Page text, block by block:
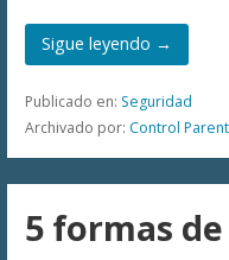
Sigue leyendo →
Publicado en: Seguridad
Archivado por: Control
5 formas